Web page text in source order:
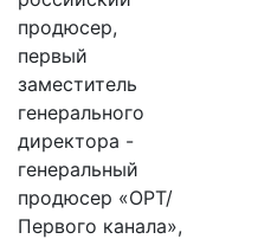
продюсер,
первый
заместитель
генерального
директора -
генеральный
продюсер «ОРТ/
Первого канала»,